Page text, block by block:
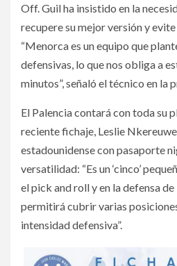
Off. Guil ha insistido en la
recupere su mejor versión y
“Menorca es un equipo que
defensivas, lo que nos obliga a
minutos”, señaló el técnico en la
El Palencia contará con toda su
reciente fichaje, Leslie
estadounidense con pasaporte
versatilidad: “Es un ‘cinco’
el pick and roll y en la defensa
permitirá cubrir varias
intensidad defensiva”.